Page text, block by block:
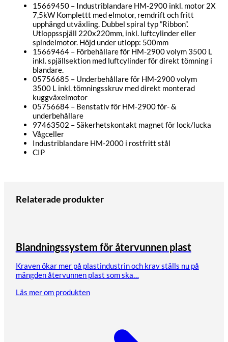
15669450 – Industriblandare HM-2900 inkl. motor 2X
7,5kW Komplettt med elmotor, remdrift och fritt
upphängd utväxling. Dubbel spiral typ ”Ribbon”.
Utloppsspjäll 220x220mm, inkl. luftcylinder eller
spindelmotor. Höjd under utlopp: 500mm
15669464 – Förbehållare för HM-2900 volym 3500 L
inkl. spjällsektion med luftcylinder för direkt tömning i
blandare.
05756685 – Underbehållare för HM-2900 volym
3500 L inkl. tömningsskruv med direkt monterad
kuggväxelmotor
05756684 – Benstativ för HM-2900 för- &
underbehållare
97463502 – Säkerhetskontakt magnet för lock/lucka
Vågceller
Industriblandare HM-2000 i rostfritt stål
CIP
Relaterade produkter
Blandningssystem för återvunnen plast
Kraven ökar mer på plastindustrin och krav ställs nu på
mängden återvunnen plast som ska…
Läs mer om produkten